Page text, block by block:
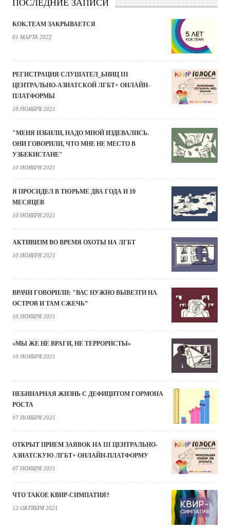
ПОСЛЕДНИЕ ЗАПИСИ
KOK.TEAM ЗАКРЫВАЕТСЯ
01 МАРТА 2022
РЕГИСТРАЦИЯ СЛУШАТЕЛ_ЬНИЦ III
ЦЕНТРАЛЬНО-АЗИАТСКОЙ ЛГБТ+ ОНЛАЙН-
ПЛАТФОРМЫ
18 НОЯБРЯ 2021
"МЕНЯ ИЗБИЛИ, НАДО МНОЙ ИЗДЕВАЛИСЬ.
ОНИ ГОВОРИЛИ, ЧТО МНЕ НЕ МЕСТО В
УЗБЕКИСТАНЕ"
10 НОЯБРЯ 2021
Я ПРОСИДЕЛ В ТЮРЬМЕ ДВА ГОДА И 10
МЕСЯЦЕВ
10 НОЯБРЯ 2021
АКТИВИЗМ ВО ВРЕМЯ ОХОТЫ НА ЛГБТ
10 НОЯБРЯ 2021
ВРАЧИ ГОВОРИЛИ: "ВАС НУЖНО ВЫВЕЗТИ НА
ОСТРОВ И ТАМ СЖЕЧЬ”
10 НОЯБРЯ 2021
«МЫ ЖЕ НЕ ВРАГИ, НЕ ТЕРРОРИСТЫ»
10 НОЯБРЯ 2021
НЕБИНАРНАЯ ЖИЗНЬ С ДЕФИЦИТОМ ГОРМОНА
РОСТА
07 НОЯБРЯ 2021
ОТКРЫТ ПРИЕМ ЗАЯВОК НА III ЦЕНТРАЛЬНО-
АЗИАТСКУЮ ЛГБТ+ ОНЛАЙН-ПЛАТФОРМУ
07 НОЯБРЯ 2021
ЧТО ТАКОЕ КВИР-СИМПАТИЯ?
12 ОКТЯБРЯ 2021